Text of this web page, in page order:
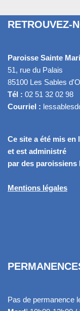
RETROUVEZ-
Paroisse Sainte
51, rue du Palais
85100 Les Sables
Tél : 02 51 32 02 98
Courriel :
Ce site a été mis en
et est administré
par des paroissiens
Mentions légales
Pas de permanence